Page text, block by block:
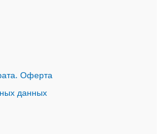
Оферта
данных